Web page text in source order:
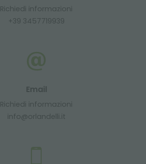
Richiedi informazioni
+39 3457719939
Email
Richiedi informazioni
info@orlandelli.it